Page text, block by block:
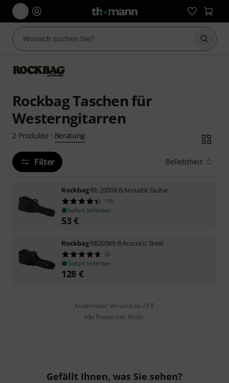
Suche
Rockbag Taschen für
Westerngitarren
2 Produkte · Beratung
Filter Beliebtheit
RockbagRb 20509 B Acoustic Guitar
113
Sofort lieferbar
53€
RockbagRB20569 B Acoustic Steel
26
Sofort lieferbar
128 €
Kostenloser Versand ab 29 €
Alle Preise inkl. MwSt.
Gefällt Ihnen, was Sie sehen?